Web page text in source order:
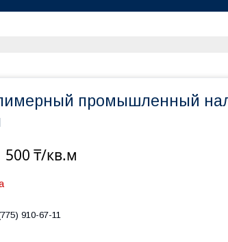
промышленный
500 ₸/кв.м
910-67-11